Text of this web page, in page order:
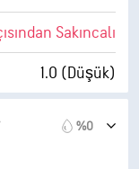
%0
6 mil
Sakıncalı
1.0 (Düşük)
%0